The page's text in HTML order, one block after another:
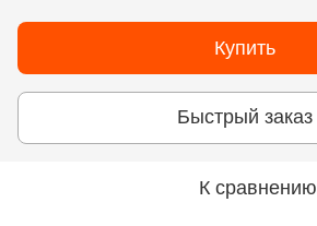
Купить
Быстрый заказ
К сравнению